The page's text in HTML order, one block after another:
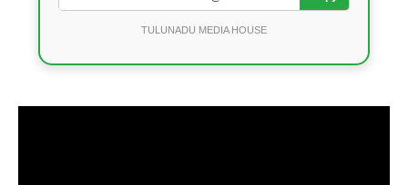
TULUNADU MEDIA HOUSE